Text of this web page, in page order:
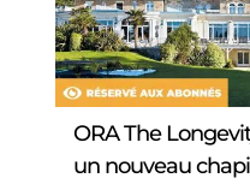
ORA The
un nouveau